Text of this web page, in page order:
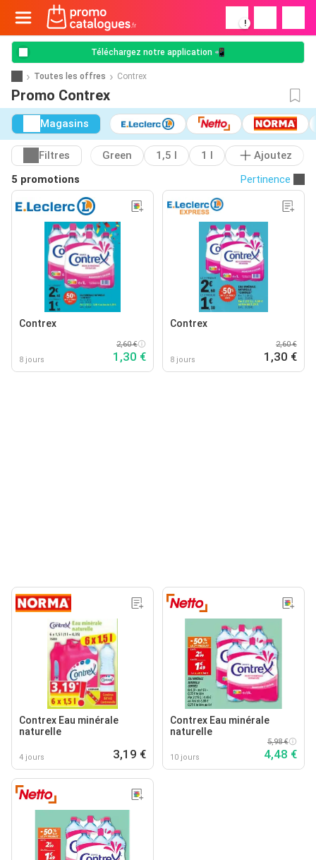
!
Téléchargez notre application 📲
Toutes les offres Contrex
Promo Contrex
Magasins
Filtres Green 1,5 l 1 l
Ajoutez
5 promotions
Pertinence
Contrex
8 jours
2,60 €
1,30 €
Contrex
8 jours
2,60 €
1,30 €
Contrex Eau minérale
naturelle
4 jours 3,19 €
Contrex Eau minérale
naturelle
10 jours
5,98 €
4,48 €